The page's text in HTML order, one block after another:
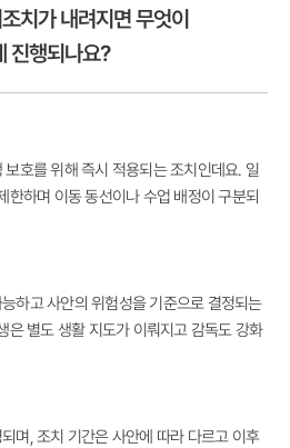
치가 내려지면 무엇이
진행되나요?
호를 위해 즉시 적용되는 조치인데요. 일
한하며 이동 동선이나 수업 배정이 구분되
하고 사안의 위험성을 기준으로 결정되는
은 별도 생활 지도가 이뤄지고 감독도 강화
며, 조치 기간은 사안에 따라 다르고 이후